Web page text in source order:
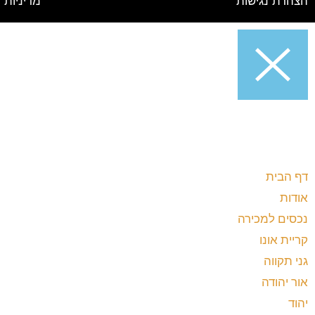
דף הבית
אודות
נכסים למכירה
קריית אונו
גני תקווה
אור יהודה
יהוד